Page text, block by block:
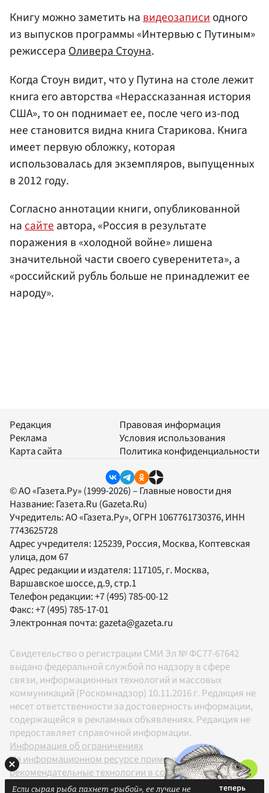
Книгу можно заметить навидеозаписиодного
из выпусков программы «Интервью с Путиным»
режиссераОливера Стоуна.
Когда Стоун видит, что у Путина на столе лежит
книга его авторства «Нерассказанная история
США», то он поднимает ее, после чего из-под
нее становится видна книга Старикова. Книга
имеет первую обложку, которая
использовалась для экземпляров, выпущенных
в 2012 году.
Согласно аннотации книги, опубликованной
насайтеавтора, «Россия в результате
поражения в «холодной войне» лишена
значительной части своего суверенитета», а
«российский рубль больше не принадлежит ее
народу».
Редакция
Реклама
Карта сайта
Правовая информация
Условия использования
Политика конфиденциальности
© АО «Газета.Ру» (1999-2026) – Главные новости дня
Название: Газета.Ru (Gazeta.Ru)
Учредитель:АО «Газета.Ру», ОГРН 1067761730376, ИНН
7743625728
Адрес учредителя: 125239, Россия, Москва, Коптевская
улица, дом 67
Адрес редакции и издателя: 117105, г. Москва,
Варшавское шоссе, д.9, стр.1
Телефон редакции:+7 (495) 785-00-12
Факс:+7 (495) 785-17-01
Электронная почта:gazeta@gazeta.ru
Свидетельство о регистрации СМИ Эл № ФС77-67642
выдано федеральной службой по надзору в сфере
связи, информационных технологий и массовых
коммуникаций (Роскомнадзор) 10.11.2016 г. Редакция не
несет ответственности за достоверность информации,
содержащейся в рекламных объявлениях. Редакция не
предоставляет справочной информации.
Информация об ограничениях
На информационном ресурсе применяются
рекомендательные технологии в соответствии с
Правилами
Если сырая рыба пахнет «рыбой», ее лучше не